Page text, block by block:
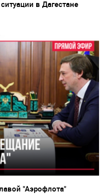
в Дагестане
"Аэрофлота"